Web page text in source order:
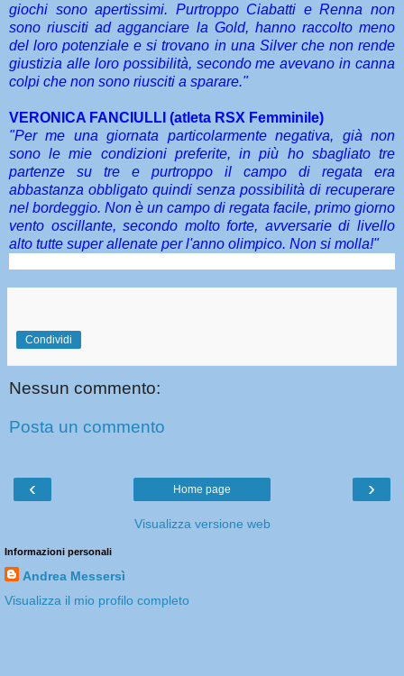
giochi sono apertissimi. Purtroppo Ciabatti e Renna non
sono riusciti ad agganciare la Gold, hanno raccolto meno
del loro potenziale e si trovano in una Silver che non rende
giustizia alle loro possibilità, secondo me avevano in canna
colpi che non sono riusciti a sparare."
VERONICA FANCIULLI (atleta RSX Femminile)
"Per me una giornata particolarmente negativa, già non
sono le mie condizioni preferite, in più ho sbagliato tre
partenze su tre e purtroppo il campo di regata era
abbastanza obbligato quindi senza possibilità di recuperare
nel bordeggio. Non è un campo di regata facile, primo giorno
vento oscillante, secondo molto forte, avversarie di livello
alto tutte super allenate per l'anno olimpico. Non si molla!"
Condividi
Nessun commento:
Posta un commento
‹ ›
Home page
Visualizza versione web
Informazioni personali
Andrea Messersì
Visualizza il mio profilo completo